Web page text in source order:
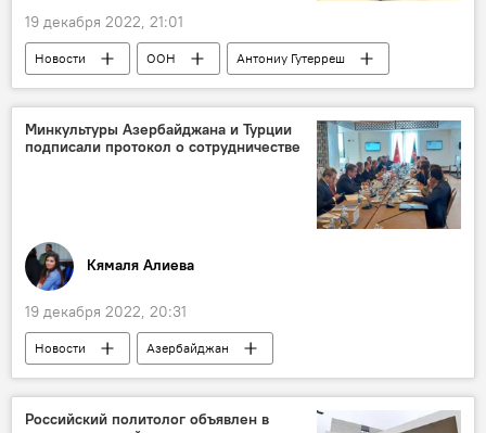
19 декабря 2022, 21:01
Новости ООН
Антониу Гутерреш
Россия
удобрения экспорт
Минкультуры Азербайджана и Турции
подписали протокол о сотрудничестве
Кямаля Алиева
19 декабря 2022, 20:31
Новости
Азербайджан
Министерство культуры АР
Турция
Карабах
Соглашение
Российский политолог объявлен в